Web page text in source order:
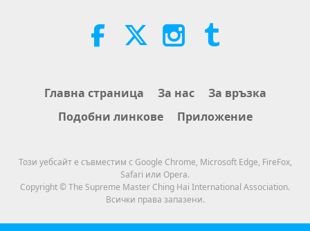
26:32
2019-05-20
27:11
Важните Новини
19:47
of 2
Разговори за вътрешния мир на
Учителя, част 1 от 2
2:01
Spanish court upholds rights of
vegan meat producer in legal
Главна страница За нас
За връзка
Подобни линкове
Приложение
Този уебсайт е съвместим с Google Chrome, Microsoft Edge, FireFox,
Safari или Opera.
Copyright © The Supreme Master Ching Hai International Association.
Всички права запазени.